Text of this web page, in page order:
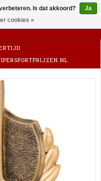
0
Is dat akkoord?
Ja
cookies »